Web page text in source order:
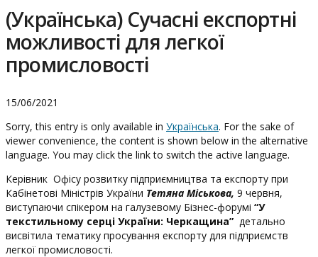
(Українська) Сучасні експортні
можливості для легкої
промисловості
15/06/2021
Sorry, this entry is only available in Українська. For the sake of
viewer convenience, the content is shown below in the alternative
language. You may click the link to switch the active language.
Керівник Офісу розвитку підприємництва та експорту при
Кабінетові Міністрів України Тетяна Міськова, 9 червня,
виступаючи спікером на галузевому Бізнес-форумі “У
текстильному серці України: Черкащина” детально
висвітила тематику просування експорту для підприємств
легкої промисловості.